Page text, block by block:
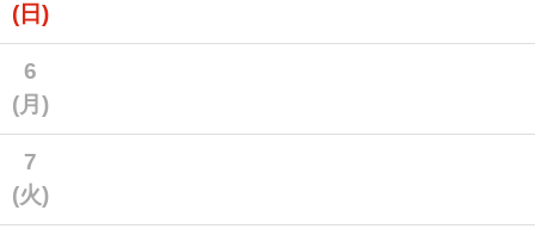
(日)
6
(月)
7
(火)